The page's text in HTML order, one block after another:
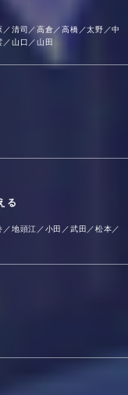
清司／高倉／高橋／太野／中
山口／山田
る
地頭江／小田／武田／松本／